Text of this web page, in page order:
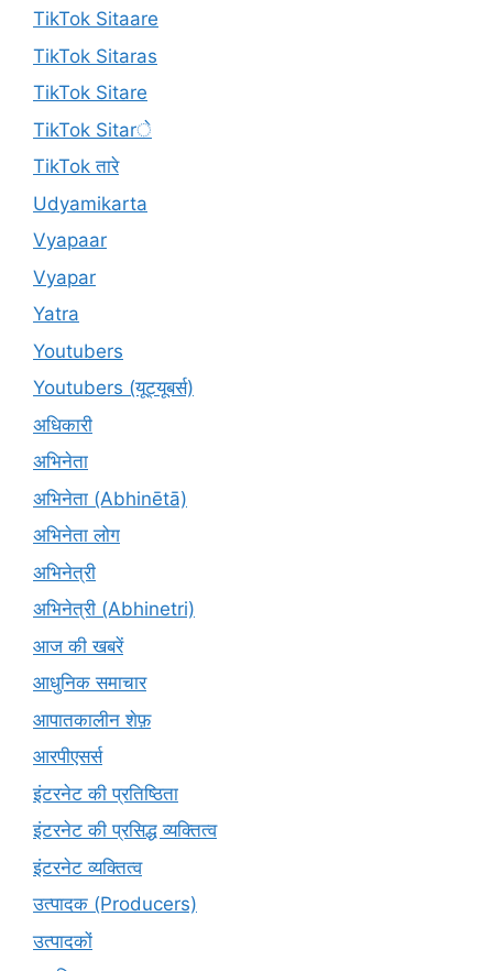
TikTok Sitaare
TikTok Sitaras
TikTok Sitare
TikTok Sitarे
TikTok तारे
Udyamikarta
Vyapaar
Vyapar
Yatra
Youtubers
Youtubers (यूट्यूबर्स)
अधिकारी
अभिनेता
अभिनेता (Abhinētā)
अभिनेता लोग
अभिनेत्री
अभिनेत्री (Abhinetri)
आज की खबरें
आधुनिक समाचार
आपातकालीन शेफ़
आरपीएसर्स
इंटरनेट की प्रतिष्ठिता
इंटरनेट की प्रसिद्ध व्यक्तित्व
इंटरनेट व्यक्तित्व
उत्पादक (Producers)
उत्पादकों